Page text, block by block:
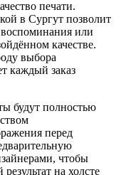
печати.
в Сургут позволит
или
качестве.
выбора
каждый заказ
будут полностью
перед
чтобы
на холсте